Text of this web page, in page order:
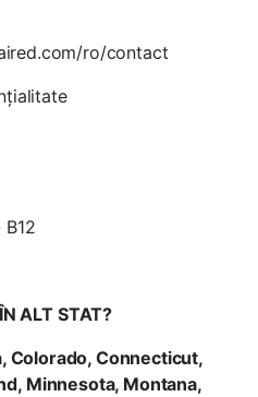
ro/contact
ALT STAT?
Colorado, Connecticut,
Minnesota, Montana,